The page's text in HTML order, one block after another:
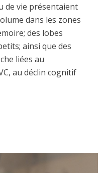
de vie présentaient
dans les zones
des lobes
ainsi que des
liées au
au déclin cognitif